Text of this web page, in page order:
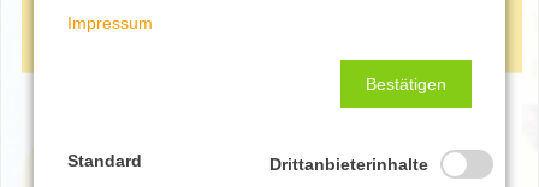
Impressum
Bestätigen
Standard Drittanbieterinhalte